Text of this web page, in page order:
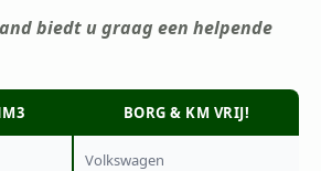
biedt u graag een helpende
BORG & KM VRIJ!
Volkswagen